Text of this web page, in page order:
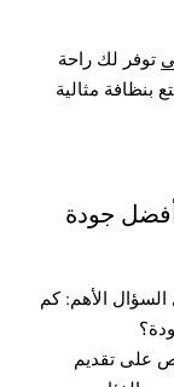
توفر لك راحة
بنظافة مثالية
جودة
الأهم: كم
على تقديم